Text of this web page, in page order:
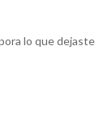
lo que dejaste